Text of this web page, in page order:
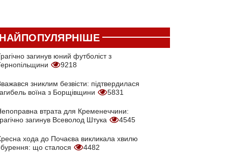
загинув юний футболіст з
9218
зниклим безвісти: підтвердилася
воїна з Борщівщини
5831
втрата для Кременеччини:
загинув Всеволод Штука
4545
хода до Почаєва викликала хвилю
що сталося
4482